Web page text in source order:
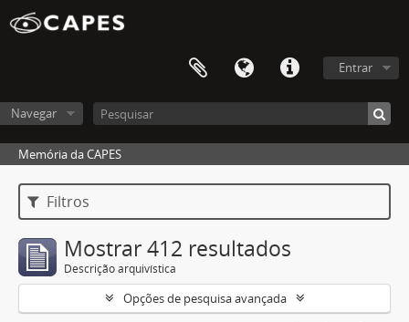
Entrar
Navegar
Memória da CAPES
Filtros
Mostrar 412 resultados
Descrição arquivística
Opções de pesquisa avançada